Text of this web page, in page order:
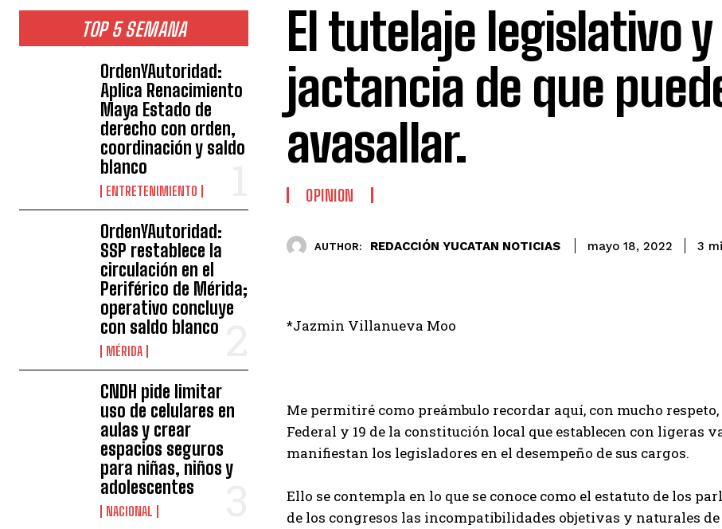
TOP 5 SEMANA
OrdenYAutoridad:
Aplica Renacimiento
Maya Estado de
derecho con orden,
coordinación y saldo
blanco
ENTRETENIMIENTO
OrdenYAutoridad:
SSP restablece la
circulación en el
Periférico de Mérida;
operativo concluye
con saldo blanco
MÉRIDA
CNDH pide limitar
uso de celulares en
aulas y crear
espacios seguros
para niñas, niños y
adolescentes
NACIONAL
El tutelaje legislativo
jactancia de que
avasallar.
OPINION
AUTHOR: REDACCIÓN YUCATAN NOTICIAS mayo 18, 2022 3
*Jazmin Villanueva Moo
Me permitiré como preámbulo recordar aquí, con mucho
Federal y 19 de la constitución local que establecen con
manifiestan los legisladores en el desempeño de sus cargos.
Ello se contempla en lo que se conoce como el estatuto de los
de los congresos las incompatibilidades objetivas y naturales